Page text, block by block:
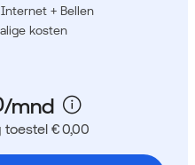
+ Bellen
kosten
toestel € 0,00